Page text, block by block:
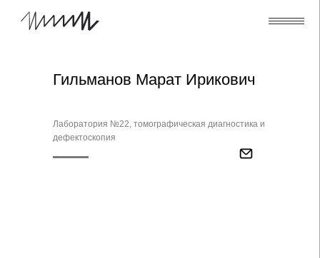
Лаборатория №22, томографическая диагностика и
дефектоскопия
Гильманов Марат Ирикович